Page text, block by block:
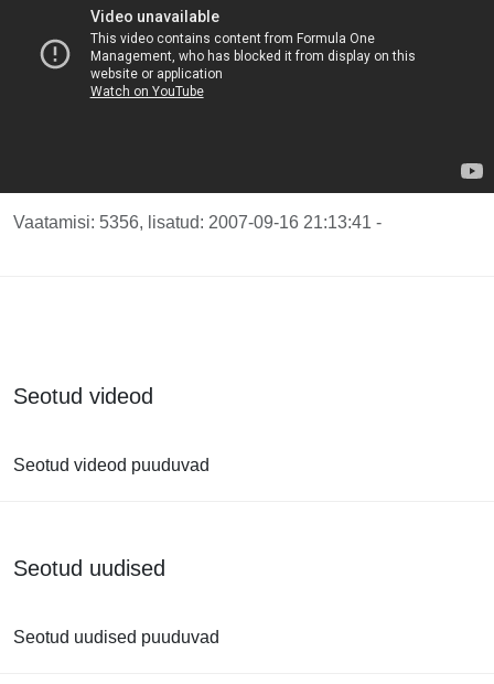
Vaatamisi: 5356, lisatud: 2007-09-16 21:13:41 -
Seotud videod
Seotud videod puuduvad
Seotud uudised
Seotud uudised puuduvad